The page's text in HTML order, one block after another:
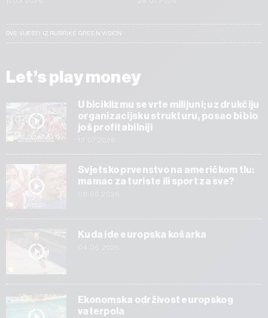
SVE VIJESTI IZ RUBRIKE GREEN VISION
Let’s play money
U biciklizmu se vrte milijuni; uz drukčiju
organizacijsku strukturu, posao bi bio
još profitabilniji
Svjetsko prvenstvo na američkom tlu:
mamac za turiste ili sport za sve?
Kuda ide europska košarka
Ekonomska održivost europskog
vaterpola